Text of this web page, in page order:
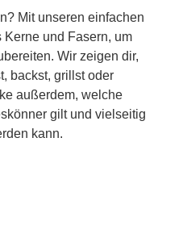
Mit unseren einfachen
Kerne und Fasern, um
Wir zeigen dir,
backst, grillst oder
außerdem, welche
gilt und vielseitig
kann.